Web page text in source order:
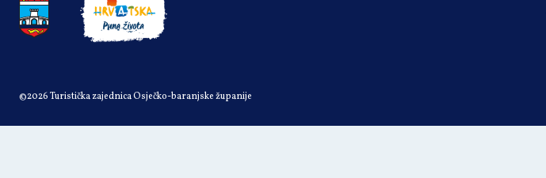
©2026 Turistička zajednica Osječko-baranjske županije